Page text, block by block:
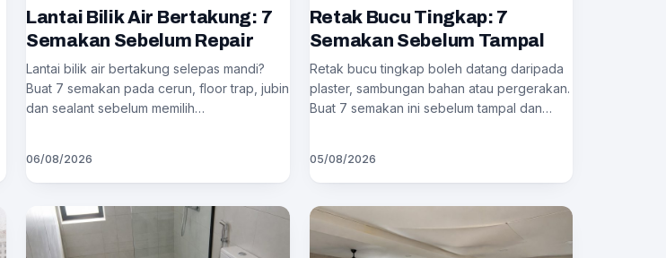
Lantai Bilik Air Bertakung: 7
Semakan Sebelum Repair
Lantai bilik air bertakung selepas mandi?
Buat 7 semakan pada cerun, floor trap, jubin
dan sealant sebelum memilih…
06/08/2026
Retak Bucu Tingkap: 7
Semakan Sebelum Tampal
Retak bucu tingkap boleh datang daripada
plaster, sambungan bahan atau pergerakan.
Buat 7 semakan ini sebelum tampal dan…
05/08/2026